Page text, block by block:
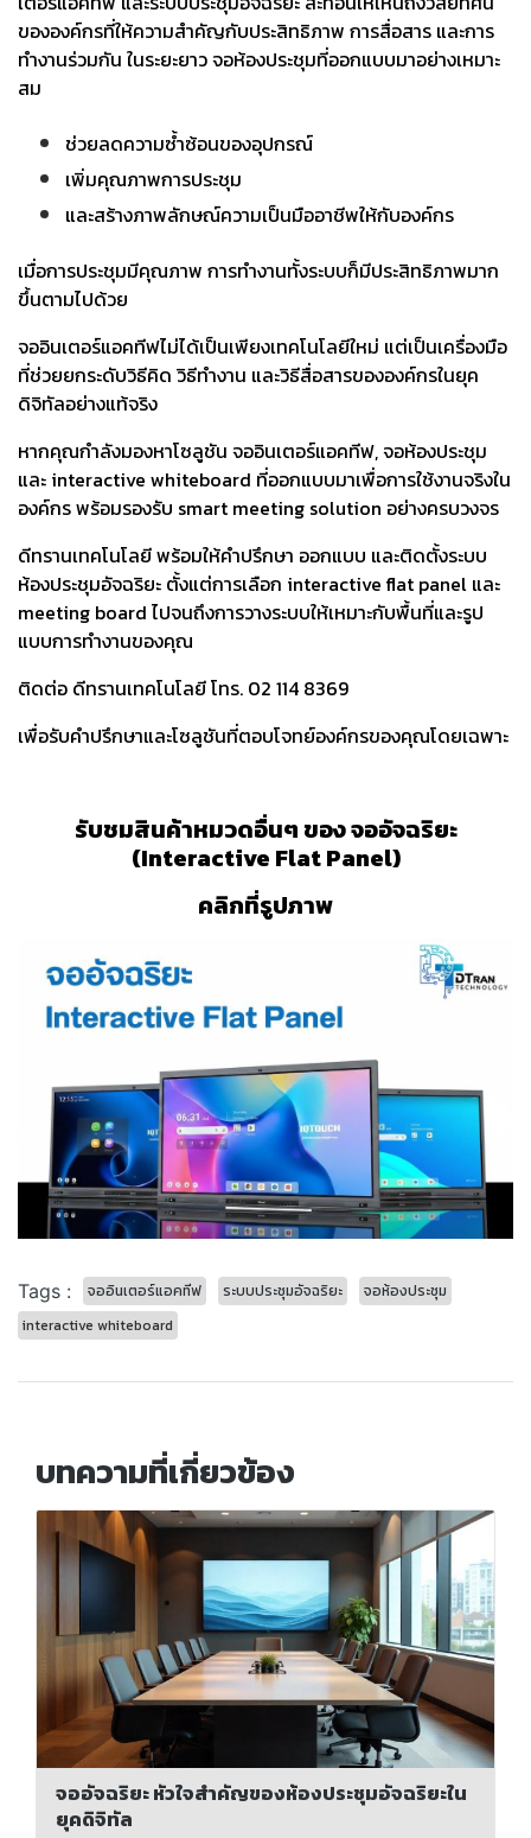
ขององค์กรที่ให้ความสำคัญกับประสิทธิภาพ การสื่อสาร และการ
ทำงานร่วมกัน ในระยะยาว จอห้องประชุมที่ออกแบบมาอย่างเหมาะ
สม
ช่วยลดความซ้ำซ้อนของอุปกรณ์
เพิ่มคุณภาพการประชุม
และสร้างภาพลักษณ์ความเป็นมืออาชีพให้กับองค์กร
เมื่อการประชุมมีคุณภาพ การทำงานทั้งระบบก็มีประสิทธิภาพมาก
ขึ้นตามไปด้วย
จออินเตอร์แอคทีฟไม่ได้เป็นเพียงเทคโนโลยีใหม่ แต่เป็นเครื่องมือ
ที่ช่วยยกระดับวิธีคิด วิธีทำงาน และวิธีสื่อสารขององค์กรในยุค
ดิจิทัลอย่างแท้จริง
หากคุณกำลังมองหาโซลูชัน จออินเตอร์แอคทีฟ, จอห้องประชุม
และ interactive whiteboard ที่ออกแบบมาเพื่อการใช้งานจริงใน
องค์กร พร้อมรองรับ smart meeting solution อย่างครบวงจร
ดีทรานเทคโนโลยี พร้อมให้คำปรึกษา ออกแบบ และติดตั้งระบบ
ห้องประชุมอัจฉริยะ ตั้งแต่การเลือก interactive flat panel และ
meeting board ไปจนถึงการวางระบบให้เหมาะกับพื้นที่และรูป
แบบการทำงานของคุณ
ติดต่อ ดีทรานเทคโนโลยี โทร. 02 114 8369
เพื่อรับคำปรึกษาและโซลูชันที่ตอบโจทย์องค์กรของคุณโดยเฉพาะ
รับชมสินค้าหมวดอื่นๆ ของ จออัจฉริยะ
(Interactive Flat Panel)
คลิกที่รูปภาพ
Tags : จออินเตอร์แอคทีฟ ระบบประชุมอัจฉริยะ
จอห้องประชุม
interactive whiteboard
บทความที่เกี่ยวข้อง
จออัจฉริยะ หัวใจสำคัญของห้องประชุมอัจฉริยะใน
ยุคดิจิทัล